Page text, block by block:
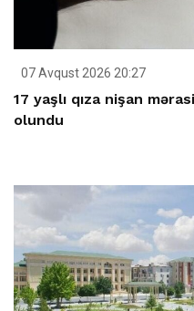
07 Avqust 2026 20:27
17 yaşlı qıza nişan
olundu